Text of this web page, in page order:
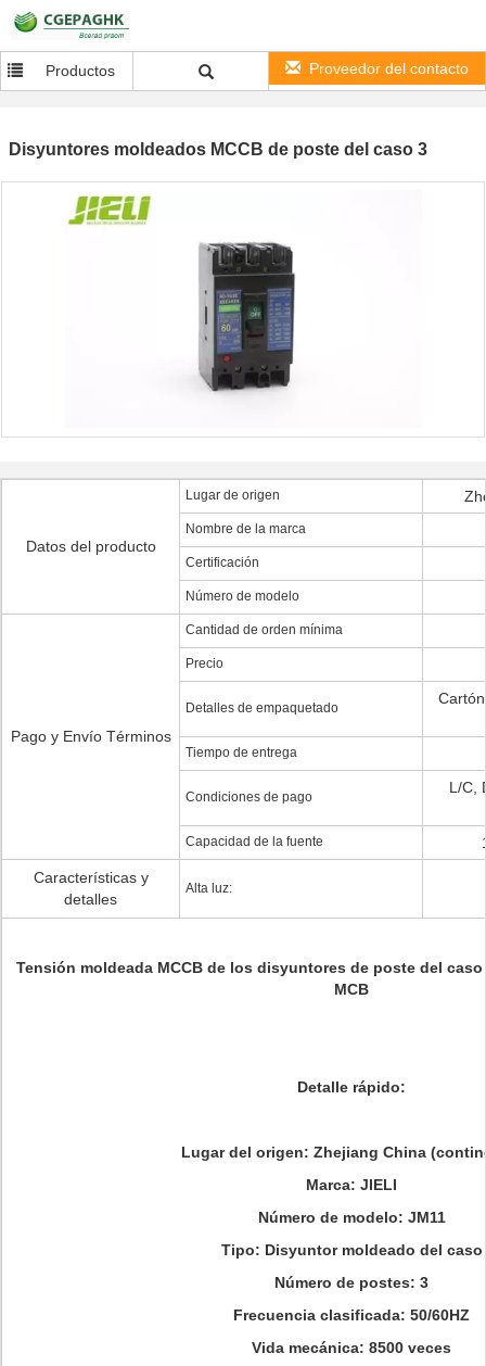
Productos Proveedor del contacto
Disyuntores moldeados MCCB de poste del caso 3
Datos del producto
Lugar de origen
Nombre de la marca
Certificación
Número de modelo
Pago y Envío Términos
Cantidad de orden mínima
Precio
Detalles de empaquetado
Tiempo de entrega
Condiciones de pago
L/C,
Capacidad de la fuente
Características y
detalles
Alta luz:
Tensión moldeada MCCB de los disyuntores de poste del
MCB
Detalle rápido:
Lugar del origen: Zhejiang China
Marca: JIELI
Número de modelo: JM11
Tipo: Disyuntor moldeado del caso
Número de postes: 3
Frecuencia clasificada: 50/60HZ
Vida mecánica: 8500 veces